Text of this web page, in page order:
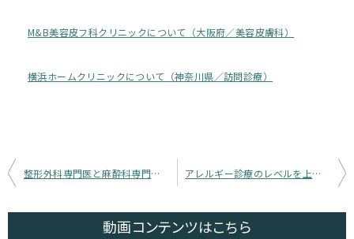
M&B美容皮フ科クリニックについて（大阪府／美容皮膚科）
横浜ホームクリニックについて（神奈川県／訪問診療）
投
整形外科専門医と麻酔科専門医の両専門医が在籍しているクリニック！大阪みま整形外科＆痛みのクリニック アレルギー診療のレベルを上げたい小児科専門医の先生歓迎！森下小児科アレルギー科
動画コンテンツはこちら